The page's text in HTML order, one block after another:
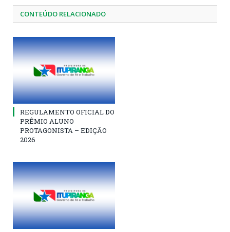
CONTEÚDO RELACIONADO
REGULAMENTO OFICIAL DO
PRÊMIO ALUNO
PROTAGONISTA – EDIÇÃO
2026